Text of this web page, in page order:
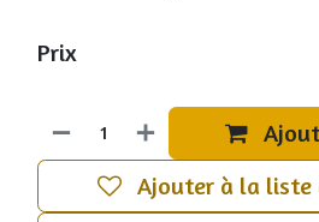
Ajouter à la liste
Prix